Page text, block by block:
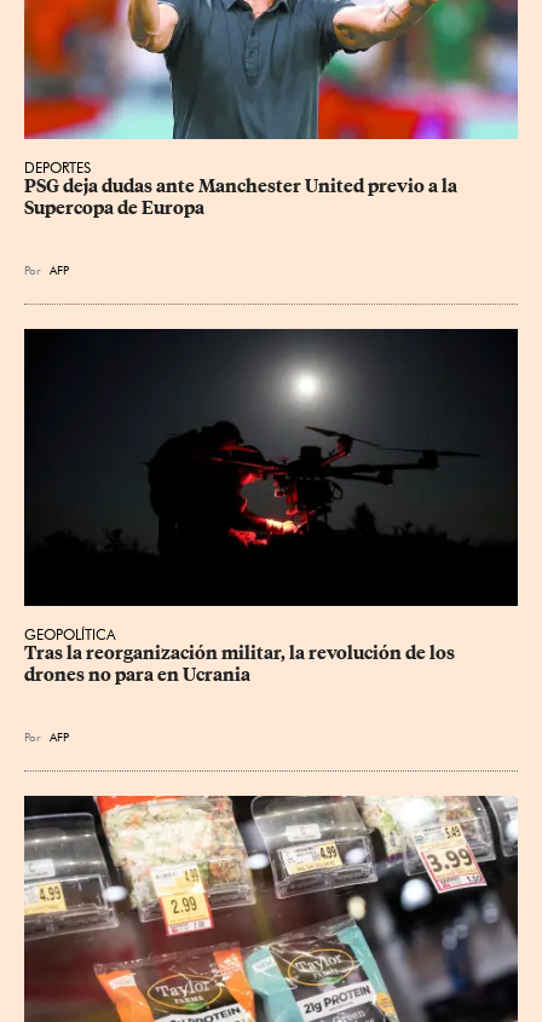
DEPORTES
PSG deja dudas ante Manchester United previo a la
Supercopa de Europa
Por AFP
GEOPOLÍTICA
Tras la reorganización militar, la revolución de los
drones no para en Ucrania
Por AFP